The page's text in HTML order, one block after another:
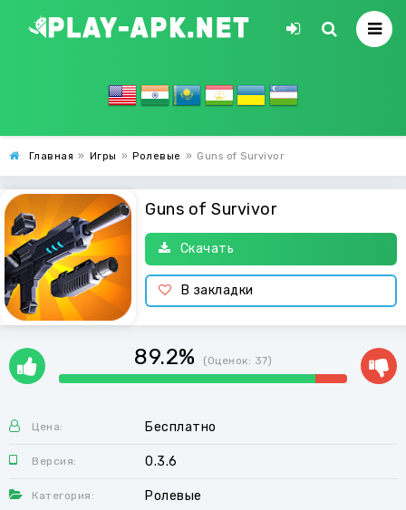
Главная » Игры » Ролевые » Guns of Survivor
Guns of Survivor
Скачать
В закладки
89.2% (Оценок: 37)
Цена: Бесплатно
Версия: 0.3.6
Категория: Ролевые